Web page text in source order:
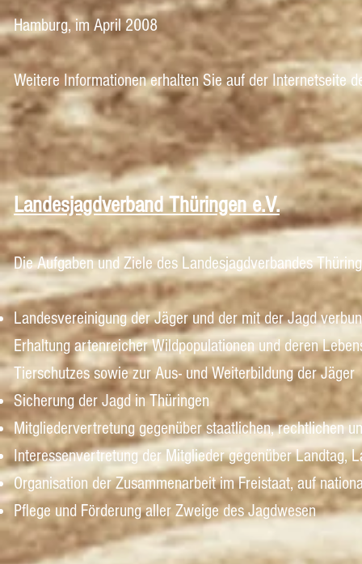
Hamburg, im April 2008
Weitere Informationen erhalten Sie auf der Internetseite
Landesjagdverband Thüringen e.V.
Die Aufgaben und Ziele des Landesjagdverbandes
Landesvereinigung der Jäger und der mit der Jagd
Erhaltung artenreicher Wildpopulationen und deren
Tierschutzes sowie zur Aus- und Weiterbildung der Jäger
Sicherung der Jagd in Thüringen
Mitgliedervertretung gegenüber staatlichen, rechtlichen
Interessenvertretung der Mitglieder gegenüber Landtag,
Organisation der Zusammenarbeit im Freistaat, auf
Pflege und Förderung aller Zweige des Jagdwesen